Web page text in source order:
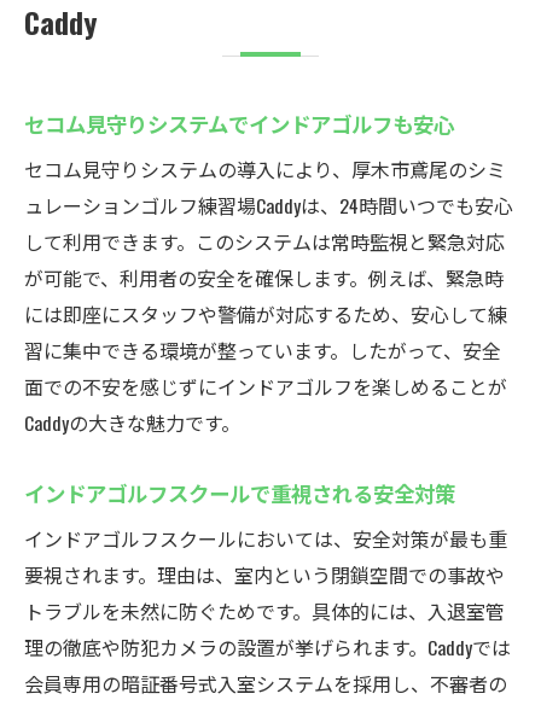
Caddy
セコム見守りシステムでインドアゴルフも安心
セコム見守りシステムの導入により、厚木市鳶尾のシミ
ュレーションゴルフ練習場Caddyは、24時間いつでも安心
して利用できます。このシステムは常時監視と緊急対応
が可能で、利用者の安全を確保します。例えば、緊急時
には即座にスタッフや警備が対応するため、安心して練
習に集中できる環境が整っています。したがって、安全
面での不安を感じずにインドアゴルフを楽しめることが
Caddyの大きな魅力です。
インドアゴルフスクールで重視される安全対策
インドアゴルフスクールにおいては、安全対策が最も重
要視されます。理由は、室内という閉鎖空間での事故や
トラブルを未然に防ぐためです。具体的には、入退室管
理の徹底や防犯カメラの設置が挙げられます。Caddyでは
会員専用の暗証番号式入室システムを採用し、不審者の